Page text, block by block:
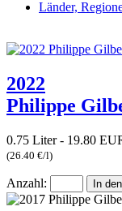
Länder,
2022
Philippe
0.75 Liter - 19.80
(26.40 €/l)
Anzahl: